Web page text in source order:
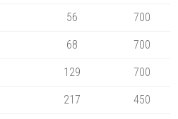
56 700
68 700
129 700
217 450